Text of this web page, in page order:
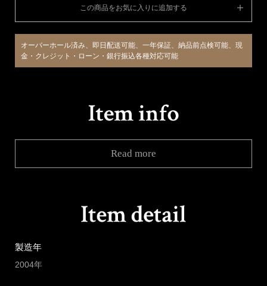
この商品をお気に入りに追加する
オーバーホール済み、即日配送可能、一年保証、納品前点検可能、現
金・クレジット・ローン・銀行振込各種対応可能
Read more
製造年
2004年